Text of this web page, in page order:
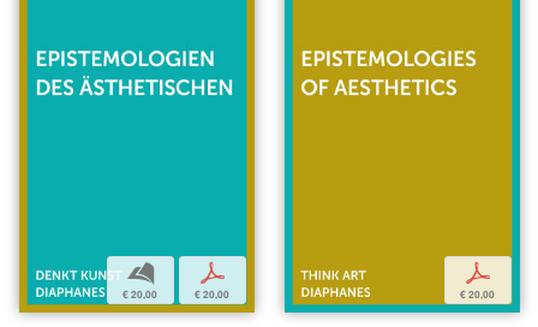
b
€ 20,00
p
€ 20,00
p
€ 20,00